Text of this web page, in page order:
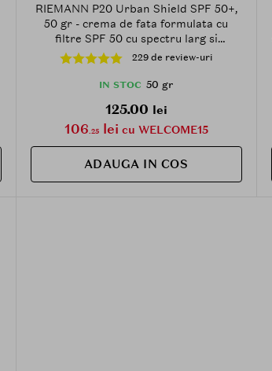
RIEMANN P20 Urban Shield SPF 50+,
50 gr - crema de fata formulata cu
filtre SPF 50 cu spectru larg si
antioxidanti puternici, care contribuie
la protectia impotriva razelor UV si a
poluarii, Outdoor
229 de review-uri
IN STOC 50 gr
125.00 lei
106.25lei cu WELCOME15
ADAUGA IN COS